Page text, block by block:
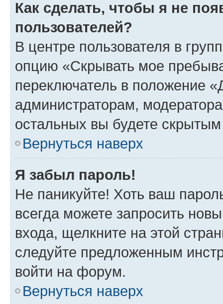
Как сделать, чтобы я не
пользователей?
В центре пользователя в
опцию «Скрывать мое
переключатель в положение
администраторам,
остальных вы будете
Вернуться наверх
Я забыл пароль!
Не паникуйте! Хоть ваш
всегда можете запросить
входа, щелкните на этой
следуйте предложенным
войти на форум.
Вернуться наверх